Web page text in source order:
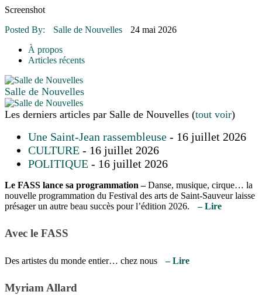
16 juillet 2026
16 juillet 2026 | ENVIRONNEMENT
16 juillet 2026
Screenshot
Posted By:
Salle de Nouvelles
24 mai 2026
À propos
Articles récents
Salle de Nouvelles
Les derniers articles par Salle de Nouvelles (tout voir)
Une Saint-Jean rassembleuse - 16 juillet 2026
CULTURE - 16 juillet 2026
POLITIQUE - 16 juillet 2026
Le FASS lance sa programmation –Danse, musique, cirque… la
nouvelle programmation du Festival des arts de Saint-Sauveur laisse
présager un autre beau succès pour l’édition 2026.
– Lire
Avec le FASS
Des artistes du monde entier… chez nous – Lire
Myriam Allard